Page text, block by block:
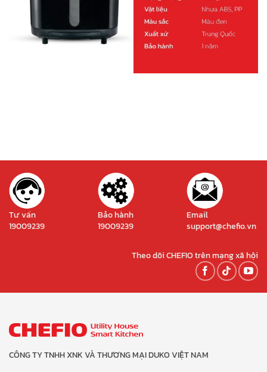
Tư vấn
19009239
Bảo hành
19009239
Email
support@chefio.vn
Theo dõi CHEFIO trên mạng xã hội
CÔNG TY TNHH XNK VÀ THƯƠNG MẠI DUKO VIỆT NAM